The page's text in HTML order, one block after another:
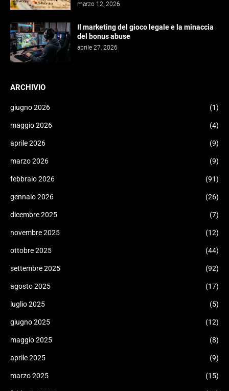
marzo 12, 2026
Il marketing del gioco legale e la minaccia
del bonus abuse
aprile 27, 2026
ARCHIVIO
giugno 2026 (1)
maggio 2026 (4)
aprile 2026 (9)
marzo 2026 (9)
febbraio 2026 (91)
gennaio 2026 (26)
dicembre 2025 (7)
novembre 2025 (12)
ottobre 2025 (44)
settembre 2025 (92)
agosto 2025 (17)
luglio 2025 (5)
giugno 2025 (12)
maggio 2025 (8)
aprile 2025 (9)
marzo 2025 (15)